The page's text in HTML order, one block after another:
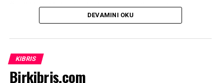
Özellikle tuğla başta olmak üzere çeşitli inşaat
malzemelerinin temin edilmesinin önem taşıdığını
ülkenin geleceğine yatırım yapma anlayışıyla bugünlere
geldiğini kaydetti.
DEVAMINI OKU
KIBRIS
Birkibris.com